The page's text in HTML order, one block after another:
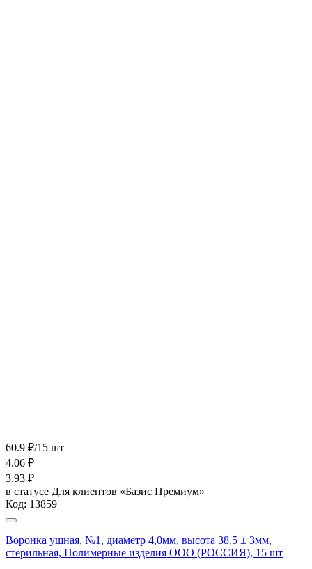
60.9 ₽/15 шт
4.06 ₽
3.93 ₽
в статусе Для клиентов «Базис Премиум»
Код: 13859
Воронка ушная, №1, диаметр 4,0мм, высота 38,5 ± 3мм,
стерильная, Полимерные изделия OOO (РОССИЯ), 15 шт